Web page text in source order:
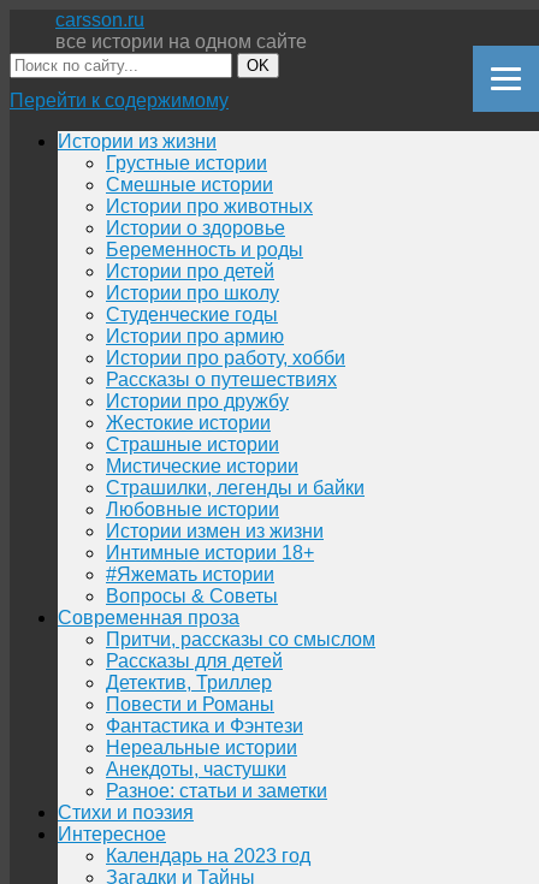
carsson.ru
все истории на одном сайте
OK
Перейти к содержимому
Истории из жизни
Грустные истории
Смешные истории
Истории про животных
Истории о здоровье
Беременность и роды
Истории про детей
Истории про школу
Студенческие годы
Истории про армию
Истории про работу, хобби
Рассказы о путешествиях
Истории про дружбу
Жестокие истории
Страшные истории
Мистические истории
Страшилки, легенды и байки
Любовные истории
Истории измен из жизни
Интимные истории 18+
#Яжемать истории
Вопросы & Советы
Современная проза
Притчи, рассказы со смыслом
Рассказы для детей
Детектив, Триллер
Повести и Романы
Фантастика и Фэнтези
Нереальные истории
Анекдоты, частушки
Разное: статьи и заметки
Стихи и поэзия
Интересное
Календарь на 2023 год
Загадки и Тайны